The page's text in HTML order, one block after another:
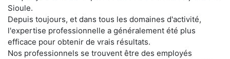
Sioule.
Depuis toujours, et dans tous les domaines d'activité,
l'expertise professionnelle a généralement été plus
efficace pour obtenir de vrais résultats.
Nos professionnels se trouvent être des employés